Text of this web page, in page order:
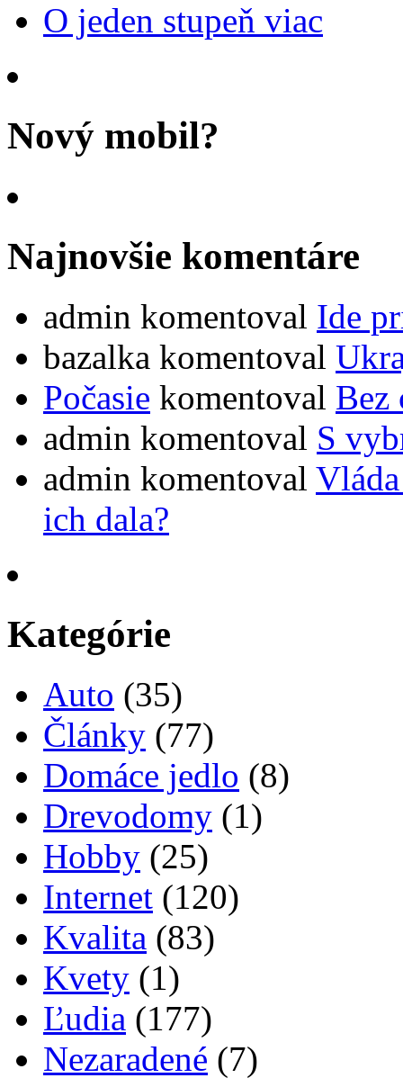
O jeden stupeň viac
Nový mobil?
Najnovšie komentáre
admin komentoval Ide
bazalka komentoval
Počasie komentoval Bez
admin komentoval S
admin komentoval
ich dala?
Kategórie
Auto (35)
Články (77)
Domáce jedlo (8)
Drevodomy (1)
Hobby (25)
Internet (120)
Kvalita (83)
Kvety (1)
Ľudia (177)
Nezaradené (7)